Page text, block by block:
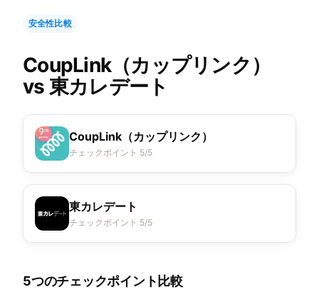
安全性比較
CoupLink（カップリンク）
vs 東カレデート
CoupLink（カップリンク）
チェックポイント 5/5
東カレデート
チェックポイント 5/5
5つのチェックポイント比較